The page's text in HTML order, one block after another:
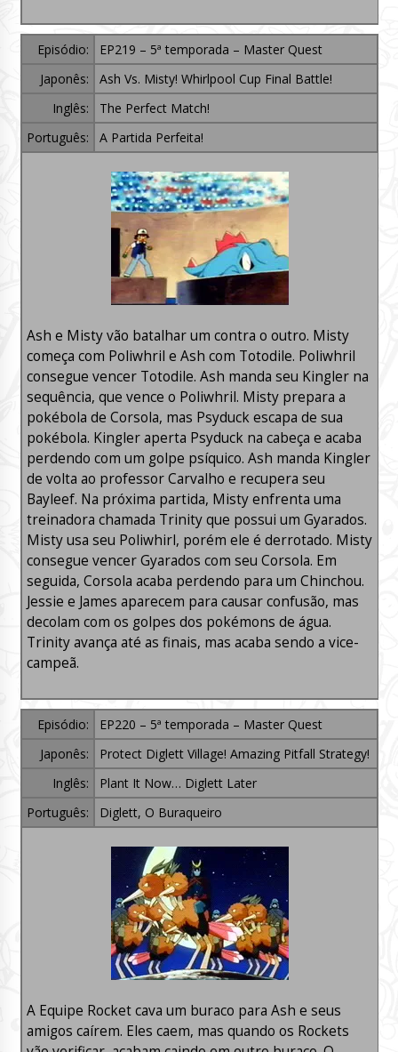
Episódio:
EP219 – 5ª temporada – Master Quest
Japonês:
Ash Vs. Misty! Whirlpool Cup Final Battle!
Inglês:
The Perfect Match!
Português:
A Partida Perfeita!
Ash e Misty vão batalhar um contra o outro. Misty
começa com Poliwhril e Ash com Totodile. Poliwhril
consegue vencer Totodile. Ash manda seu Kingler na
sequência, que vence o Poliwhril. Misty prepara a
pokébola de Corsola, mas Psyduck escapa de sua
pokébola. Kingler aperta Psyduck na cabeça e acaba
perdendo com um golpe psíquico. Ash manda Kingler
de volta ao professor Carvalho e recupera seu
Bayleef. Na próxima partida, Misty enfrenta uma
treinadora chamada Trinity que possui um Gyarados.
Misty usa seu Poliwhirl, porém ele é derrotado. Misty
consegue vencer Gyarados com seu Corsola. Em
seguida, Corsola acaba perdendo para um Chinchou.
Jessie e James aparecem para causar confusão, mas
decolam com os golpes dos pokémons de água.
Trinity avança até as finais, mas acaba sendo a vice-
campeã.
Episódio:
EP220 – 5ª temporada – Master Quest
Japonês:
Protect Diglett Village! Amazing Pitfall Strategy!
Inglês:
Plant It Now… Diglett Later
Português:
Diglett, O Buraqueiro
A Equipe Rocket cava um buraco para Ash e seus
amigos caírem. Eles caem, mas quando os Rockets